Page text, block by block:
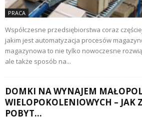
PRACA
Współczesne przedsiębiorstwa coraz
jakim jest automatyzacja procesów
magazynowa to nie tylko nowoczesne
ale także sposób na...
DOMKI NA WYNAJEM
WIELOPOKOLENIOWYCH – JAK
POBYT...